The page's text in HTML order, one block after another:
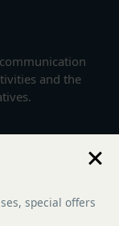
and the
special offers
囲におい
ていただく
い合わせ
間をいただ
ます。
を適正・有
ます。
行わなかっ
ドの利
とします。